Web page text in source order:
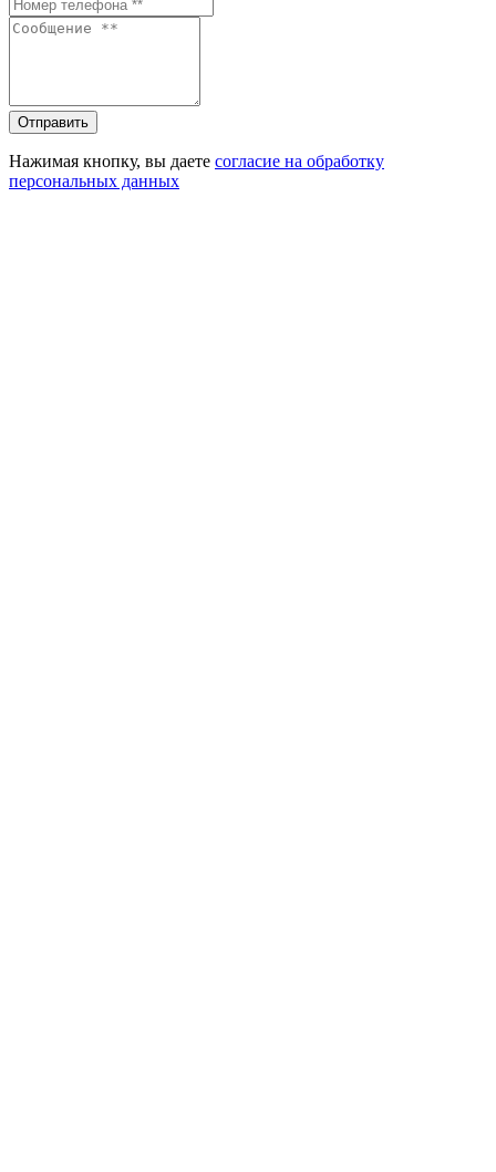
Отправить
Нажимая кнопку, вы даете согласие на обработку
персональных данных